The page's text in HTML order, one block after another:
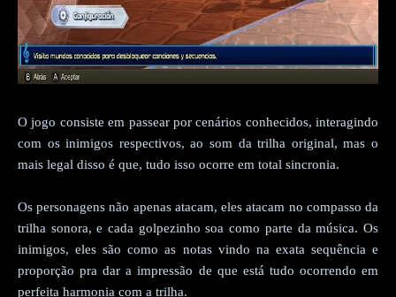
O jogo consiste em passear por cenários conhecidos, interagindo
com os inimigos respectivos, ao som da trilha original, mas o
mais legal disso é que, tudo isso ocorre em total sincronia.
Os personagens não apenas atacam, eles atacam no compasso da
trilha sonora, e cada golpezinho soa como parte da música. Os
inimigos, eles são como as notas vindo na exata sequência e
proporção pra dar a impressão de que está tudo ocorrendo em
perfeita harmonia com a trilha.